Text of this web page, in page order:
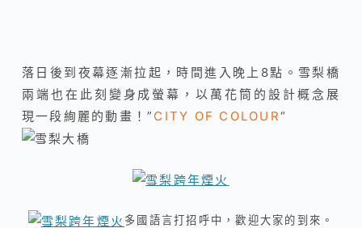
落日後到夜幕逐漸拉起，時間進入晚上8點。雪梨橋
兩端也在此刻變身成螢幕，以萬花筒的設計概念展
現一段絢麗的動畫！” CITY OF COLOUR“
多國語言打招呼中，歡迎大家的到來。